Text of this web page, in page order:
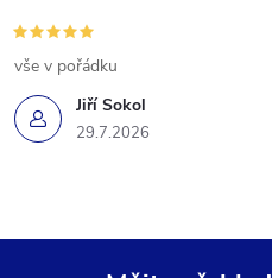
Jiří Sokol
29.7.2026
vše v pořádku